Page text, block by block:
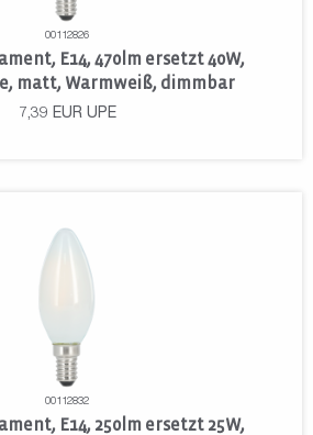
00112826
E14, 470lm ersetzt 40W,
matt, Warmweiß, dimmbar
7,39 EUR UPE
00112832
E14, 250lm ersetzt 25W,